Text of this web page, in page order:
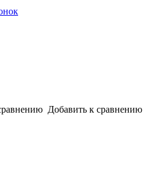
Добавить к сравнению